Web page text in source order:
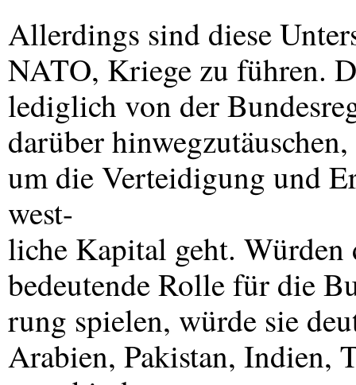
Allerdings sind diese
NATO, Kriege zu führen.
lediglich von der
darüber
um die Verteidigung und
west-
liche Kapital geht.
bedeutende Rolle für die
rung spielen, würde sie
Arabien, Pakistan, Indien,